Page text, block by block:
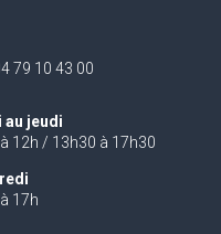
79 10 43 00
au jeudi
12h / 13h30 à 17h30
17h